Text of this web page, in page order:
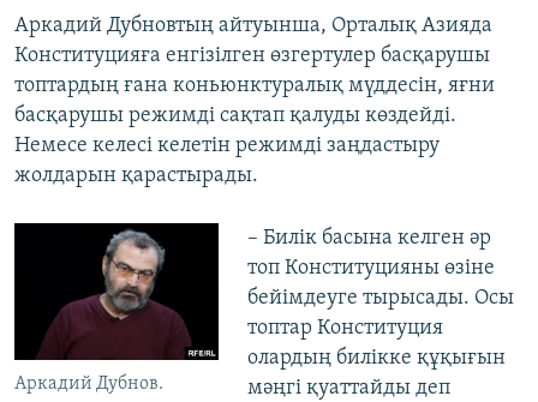
Аркадий Дубновтың айтуынша, Орталық Азияда
Конституцияға енгізілген өзгертулер басқарушы
топтардың ғана коньюнктуралық мүддесін, яғни
басқарушы режимді сақтап қалуды көздейді.
Немесе келесі келетін режимді заңдастыру
жолдарын қарастырады.
Аркадий Дубнов.
– Билік басына келген әр
топ Конституцияны өзіне
бейімдеуге тырысады. Осы
топтар Конституция
олардың билікке құқығын
мәңгі қуаттайды деп